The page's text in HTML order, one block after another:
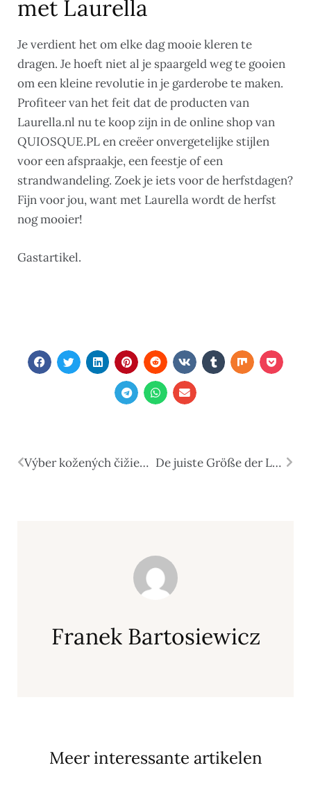
met Laurella
Je verdient het om elke dag mooie kleren te
dragen. Je hoeft niet al je spaargeld weg te gooien
om een kleine revolutie in je garderobe te maken.
Profiteer van het feit dat de producten van
Laurella.nl nu te koop zijn in de online shop van
QUIOSQUE.PL en creëer onvergetelijke stijlen
voor een afspraakje, een feestje of een
strandwandeling. Zoek je iets voor de herfstdagen?
Fijn voor jou, want met Laurella wordt de herfst
nog mooier!
Gastartikel.
Výber kožených čižiem na jeseň pre štýlovú ženu De juiste Größe der Luftpolsterversandtaschen wählen
Franek Bartosiewicz
Meer interessante artikelen